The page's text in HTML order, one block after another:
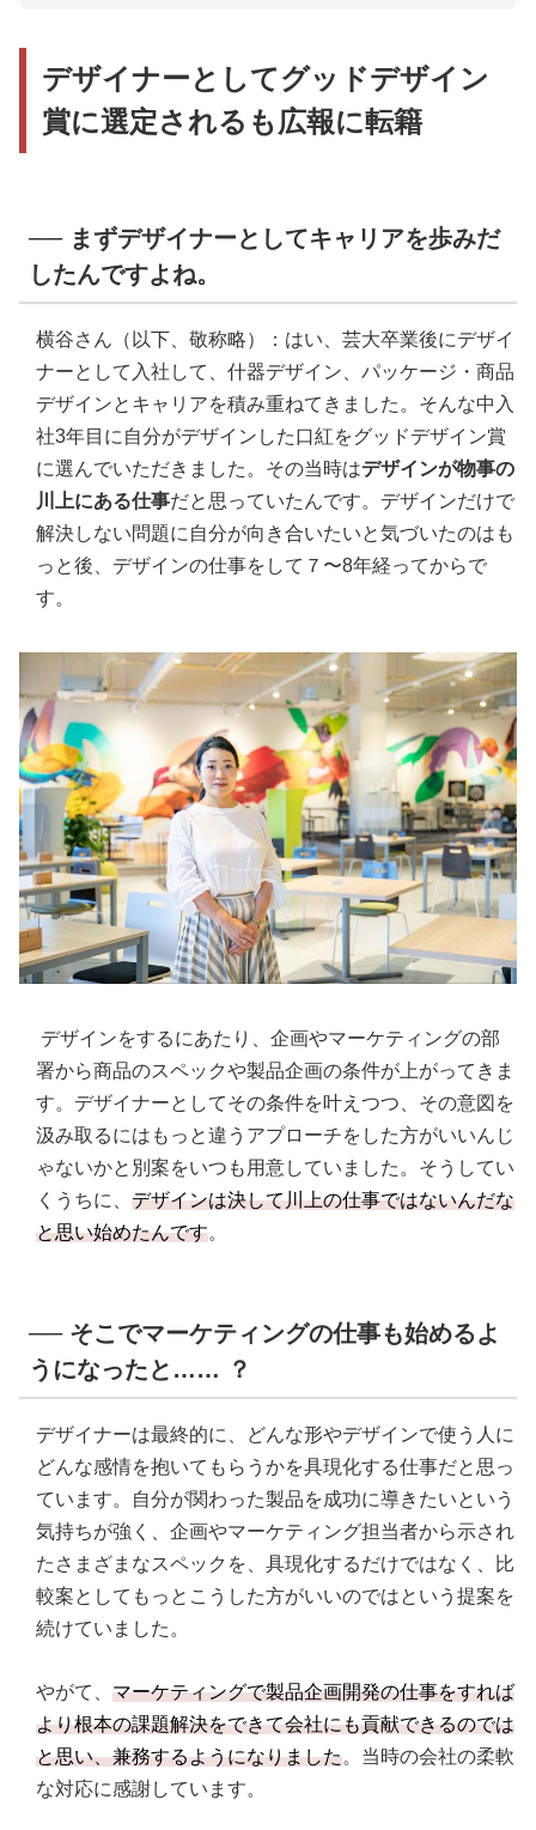
デザイナーとしてグッドデザイン
賞に選定されるも広報に転籍
── まずデザイナーとしてキャリアを歩みだ
したんですよね。
横谷さん（以下、敬称略）：はい、芸大卒業後にデザイ
ナーとして入社して、什器デザイン、パッケージ・商品
デザインとキャリアを積み重ねてきました。そんな中入
社3年目に自分がデザインした口紅をグッドデザイン賞
に選んでいただきました。その当時はデザインが物事の
川上にある仕事だと思っていたんです。デザインだけで
解決しない問題に自分が向き合いたいと気づいたのはも
っと後、デザインの仕事をして７〜8年経ってからで
す。
デザインをするにあたり、企画やマーケティングの部
署から商品のスペックや製品企画の条件が上がってきま
す。デザイナーとしてその条件を叶えつつ、その意図を
汲み取るにはもっと違うアプローチをした方がいいんじ
ゃないかと別案をいつも用意していました。そうしてい
くうちに、 デザインは決して川上の仕事ではないんだな
と思い始めたんです。
── そこでマーケティングの仕事も始めるよ
うになったと…… ？
デザイナーは最終的に、どんな形やデザインで使う人に
どんな感情を抱いてもらうかを具現化する仕事だと思っ
ています。自分が関わった製品を成功に導きたいという
気持ちが強く、企画やマーケティング担当者から示され
たさまざまなスペックを、具現化するだけではなく、比
較案としてもっとこうした方がいいのではという提案を
続けていました。
やがて、 マーケティングで製品企画開発の仕事をすれば
より根本の課題解決をできて会社にも貢献できるのでは
と思い、兼務するようになりました。当時の会社の柔軟
な対応に感謝しています。